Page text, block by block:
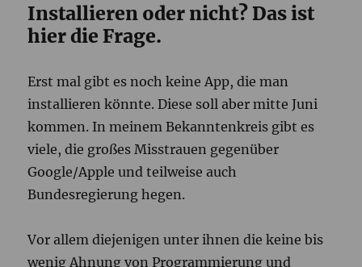
Installieren oder nicht? Das ist
hier die Frage.
Erst mal gibt es noch keine App, die man
installieren könnte. Diese soll aber mitte Juni
kommen. In meinem Bekanntenkreis gibt es
viele, die großes Misstrauen gegenüber
Google/Apple und teilweise auch
Bundesregierung hegen.
Vor allem diejenigen unter ihnen die keine bis
wenig Ahnung von Programmierung und